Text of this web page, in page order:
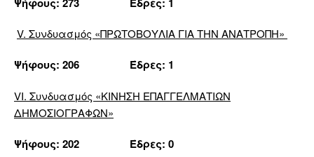
V. Συνδυασμός «ΠΡΩΤΟΒΟΥΛΙΑ ΓΙΑ ΤΗΝ ΑΝΑΤΡΟΠΗ»
Ψήφους: 206 Έδρες: 1
VΙ. Συνδυασμός «ΚΙΝΗΣΗ ΕΠΑΓΓΕΛΜΑΤΙΩΝ
ΔΗΜΟΣΙΟΓΡΑΦΩΝ»
Ψήφους: 202 Έδρες: 0